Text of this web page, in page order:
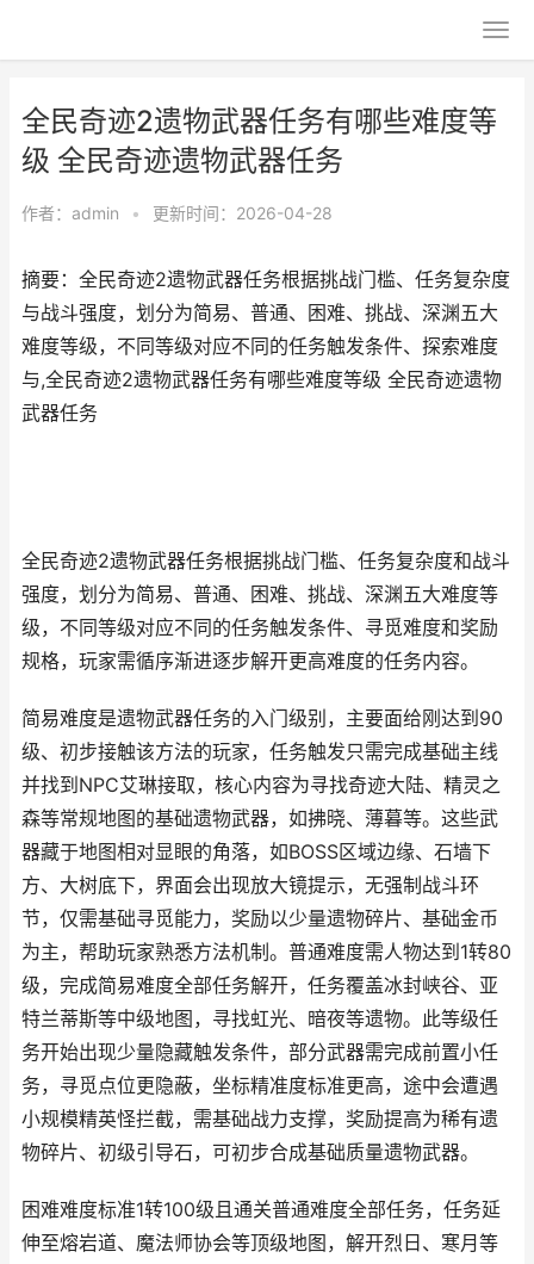
全民奇迹2遗物武器任务有哪些难度等
级 全民奇迹遗物武器任务
作者： admin • 更新时间：2026-04-28
摘要：全民奇迹2遗物武器任务根据挑战门槛、任务复杂度
与战斗强度，划分为简易、普通、困难、挑战、深渊五大
难度等级，不同等级对应不同的任务触发条件、探索难度
与,全民奇迹2遗物武器任务有哪些难度等级 全民奇迹遗物
武器任务
全民奇迹2遗物武器任务根据挑战门槛、任务复杂度和战斗
强度，划分为简易、普通、困难、挑战、深渊五大难度等
级，不同等级对应不同的任务触发条件、寻觅难度和奖励
规格，玩家需循序渐进逐步解开更高难度的任务内容。
简易难度是遗物武器任务的入门级别，主要面给刚达到90
级、初步接触该方法的玩家，任务触发只需完成基础主线
并找到NPC艾琳接取，核心内容为寻找奇迹大陆、精灵之
森等常规地图的基础遗物武器，如拂晓、薄暮等。这些武
器藏于地图相对显眼的角落，如BOSS区域边缘、石墙下
方、大树底下，界面会出现放大镜提示，无强制战斗环
节，仅需基础寻觅能力，奖励以少量遗物碎片、基础金币
为主，帮助玩家熟悉方法机制。普通难度需人物达到1转80
级，完成简易难度全部任务解开，任务覆盖冰封峡谷、亚
特兰蒂斯等中级地图，寻找虹光、暗夜等遗物。此等级任
务开始出现少量隐藏触发条件，部分武器需完成前置小任
务，寻觅点位更隐蔽，坐标精准度标准更高，途中会遭遇
小规模精英怪拦截，需基础战力支撑，奖励提高为稀有遗
物碎片、初级引导石，可初步合成基础质量遗物武器。
困难难度标准1转100级且通关普通难度全部任务，任务延
伸至熔岩道、魔法师协会等顶级地图，解开烈日、寒月等